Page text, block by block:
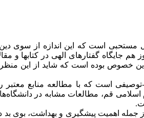
است که این اندازه از سوی
جایگاه گفتارهای الهی در کتابها و
خصوص بوده است که شاید از این
است که با مطالعه منابع معتبر
اسلامی قم، مطالعات مشابه در
جمله اهمیت پیشگیری و بهداشت، بوی بد